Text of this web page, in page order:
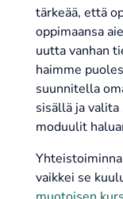
tärkeää, että
oppimaansa
uutta vanhan
haimme
suunnitella
sisällä ja
moduulit
vaikkei se